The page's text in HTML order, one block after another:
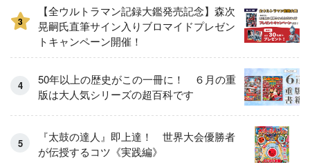
3
【全ウルトラマン記録大鑑発売記念】森次
晃嗣氏直筆サイン入りブロマイドプレゼン
トキャンペーン開催！
50年以上の歴史がこの一冊に！ ６月の重
版は大人気シリーズの超百科です
『太鼓の達人』即上達！ 世界大会優勝者
が伝授するコツ《実践編》